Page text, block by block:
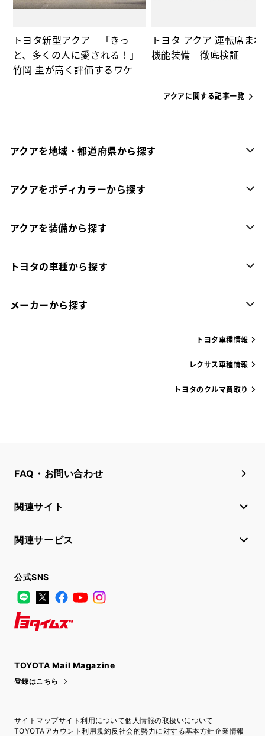
トヨタ新型アクア 「きっ
と、多くの人に愛される！」
竹岡 圭が高く評価するワケ
トヨタ アクア 運転席ま
機能装備 徹底検証
アクアに関する記事一覧
アクアを地域・都道府県から探す
アクアをボディカラーから探す
アクアを装備から探す
トヨタの車種から探す
メーカーから探す
トヨタ車種情報
レクサス車種情報
トヨタのクルマ買取り
FAQ・お問い合わせ
関連サイト
関連サービス
公式SNS
LINE
X FacebookYouTube
TOYOTA Mail Magazine
登録はこちら
サイトマップサイト利用について個人情報の取扱いについて
TOYOTAアカウント利用規約反社会的勢力に対する基本方針企業情報